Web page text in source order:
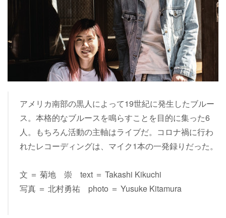
アメリカ南部の黒人によって19世紀に発生したブルー
ス。本格的なブルースを鳴らすことを目的に集った6
人。もちろん活動の主軸はライブだ。コロナ禍に行わ
れたレコーディングは、マイク1本の一発録りだった。
文 ＝ 菊地 崇 text ＝ Takashi Kikuchi
写真 ＝ 北村勇祐 photo ＝ Yusuke Kitamura